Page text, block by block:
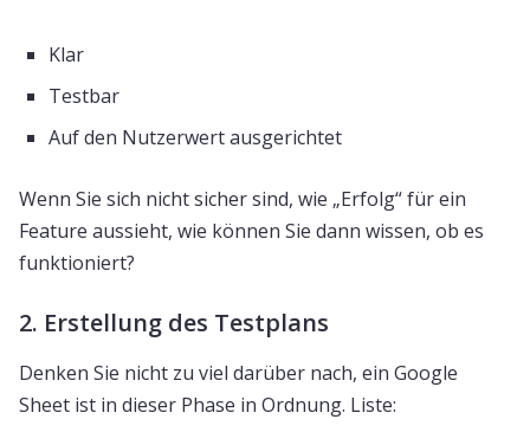
Klar
Testbar
Auf den Nutzerwert ausgerichtet
Wenn Sie sich nicht sicher sind, wie „Erfolg“ für ein
Feature aussieht, wie können Sie dann wissen, ob es
funktioniert?
2. Erstellung des Testplans
Denken Sie nicht zu viel darüber nach, ein Google
Sheet ist in dieser Phase in Ordnung. Liste: